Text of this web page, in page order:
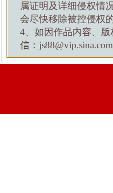
属证明及详细侵权情
会尽快移除被控侵权
4、如因作品内容、
信：js88@vip.sina.com